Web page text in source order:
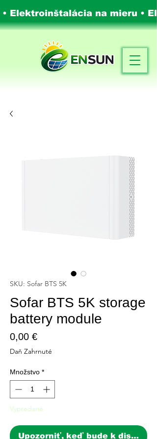
Elektroinštalácia na mieru •
SKU: Sofar BTS 5K
Sofar BTS 5K storage
battery module
0,00 €Price
Daň Zahrnuté
Množstvo *
Vypredané
Upozorniť, keď bude k dispozícii